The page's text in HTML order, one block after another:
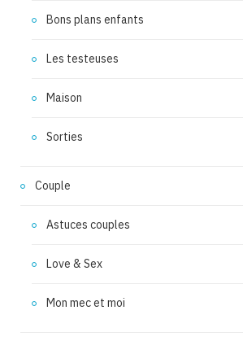
Bons plans enfants
Les testeuses
Maison
Sorties
Couple
Astuces couples
Love & Sex
Mon mec et moi